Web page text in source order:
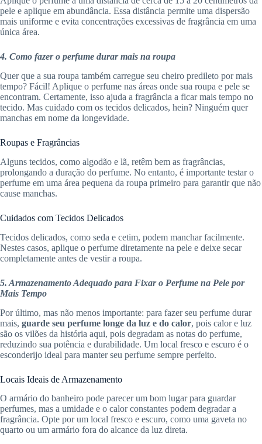
pele e aplique em abundância. Essa distância permite uma dispersão
mais uniforme e evita concentrações excessivas de fragrância em uma
única área.
4. Como fazer o perfume durar mais na roupa
Quer que a sua roupa também carregue seu cheiro predileto por mais
tempo? Fácil! Aplique o perfume nas áreas onde sua roupa e pele se
encontram. Certamente, isso ajuda a fragrância a ficar mais tempo no
tecido. Mas cuidado com os tecidos delicados, hein? Ninguém quer
manchas em nome da longevidade.
Roupas e Fragrâncias
Alguns tecidos, como algodão e lã, retêm bem as fragrâncias,
prolongando a duração do perfume. No entanto, é importante testar o
perfume em uma área pequena da roupa primeiro para garantir que não
cause manchas.
Cuidados com Tecidos Delicados
Tecidos delicados, como seda e cetim, podem manchar facilmente.
Nestes casos, aplique o perfume diretamente na pele e deixe secar
completamente antes de vestir a roupa.
5. Armazenamento Adequado para Fixar o Perfume na Pele por
Mais Tempo
Por último, mas não menos importante: para fazer seu perfume durar
mais, guarde seu perfume longe da luz e do calor, pois calor e luz
são os vilões da história aqui, pois degradam as notas do perfume,
reduzindo sua potência e durabilidade. Um local fresco e escuro é o
esconderijo ideal para manter seu perfume sempre perfeito.
Locais Ideais de Armazenamento
O armário do banheiro pode parecer um bom lugar para guardar
perfumes, mas a umidade e o calor constantes podem degradar a
fragrância. Opte por um local fresco e escuro, como uma gaveta no
quarto ou um armário fora do alcance da luz direta.